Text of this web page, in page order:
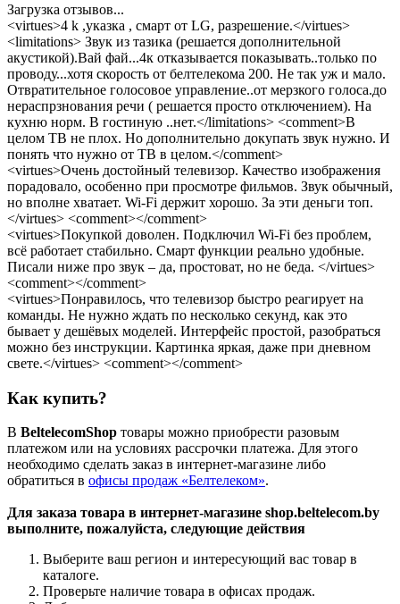
Загрузка отзывов...
<virtues>4 k ,указка , смарт от LG, разрешение.</virtues>
<limitations> Звук из тазика (решается дополнительной
акустикой).Вай фай...4к отказывается показывать..только по
проводу...хотя скорость от белтелекома 200. Не так уж и мало.
Отвратительное голосовое управление..от мерзкого голоса.до
нераспрзнования речи ( решается просто отключением). На
кухню норм. В гостиную ..нет.</limitations> <comment>В
целом ТВ не плох. Но дополнительно докупать звук нужно. И
понять что нужно от ТВ в целом.</comment>
<virtues>Очень достойный телевизор. Качество изображения
порадовало, особенно при просмотре фильмов. Звук обычный,
но вполне хватает. Wi-Fi держит хорошо. За эти деньги топ.
</virtues> <comment></comment>
<virtues>Покупкой доволен. Подключил Wi-Fi без проблем,
всё работает стабильно. Смарт функции реально удобные.
Писали ниже про звук – да, простоват, но не беда. </virtues>
<comment></comment>
<virtues>Понравилось, что телевизор быстро реагирует на
команды. Не нужно ждать по несколько секунд, как это
бывает у дешёвых моделей. Интерфейс простой, разобраться
можно без инструкции. Картинка яркая, даже при дневном
свете.</virtues> <comment></comment>
Как купить?
В BeltelecomShop товары можно приобрести разовым
платежом или на условиях рассрочки платежа. Для этого
необходимо сделать заказ в интернет-магазине либо
обратиться в офисы продаж «Белтелеком».
Для заказа товара в интернет-магазине shop.beltelecom.by
выполните, пожалуйста, следующие действия
Выберите ваш регион и интересующий вас товар в
каталоге.
Проверьте наличие товара в офисах продаж.